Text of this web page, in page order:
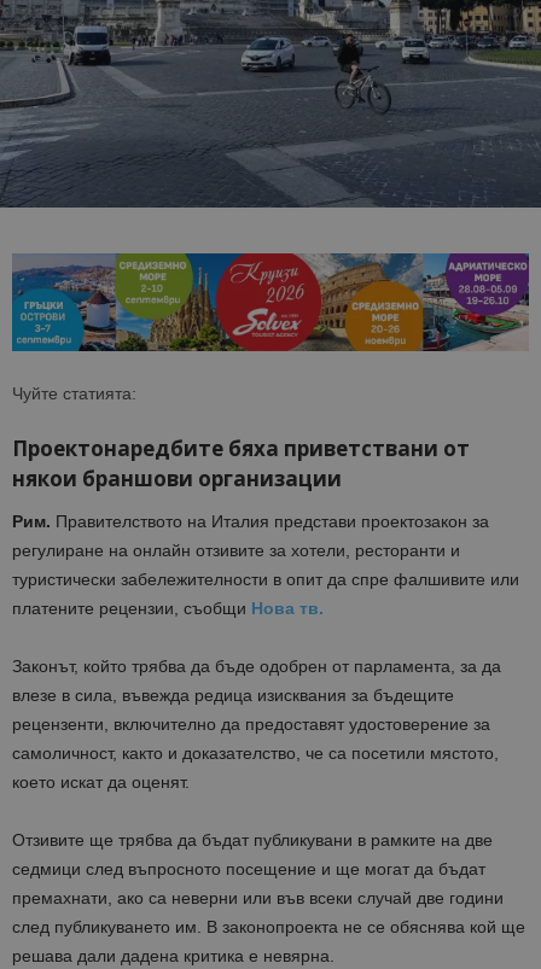
Чуйте статията:
Проектонаредбите бяха приветствани от
някои браншови организации
Рим. Правителството на Италия представи проектозакон за
регулиране на онлайн отзивите за хотели, ресторанти и
туристически забележителности в опит да спре фалшивите или
платените рецензии, съобщи Нова тв.
Законът, който трябва да бъде одобрен от парламента, за да
влезе в сила, въвежда редица изисквания за бъдещите
рецензенти, включително да предоставят удостоверение за
самоличност, както и доказателство, че са посетили мястото,
което искат да оценят.
Отзивите ще трябва да бъдат публикувани в рамките на две
седмици след въпросното посещение и ще могат да бъдат
премахнати, ако са неверни или във всеки случай две години
след публикуването им. В законопроекта не се обяснява кой ще
решава дали дадена критика е невярна.